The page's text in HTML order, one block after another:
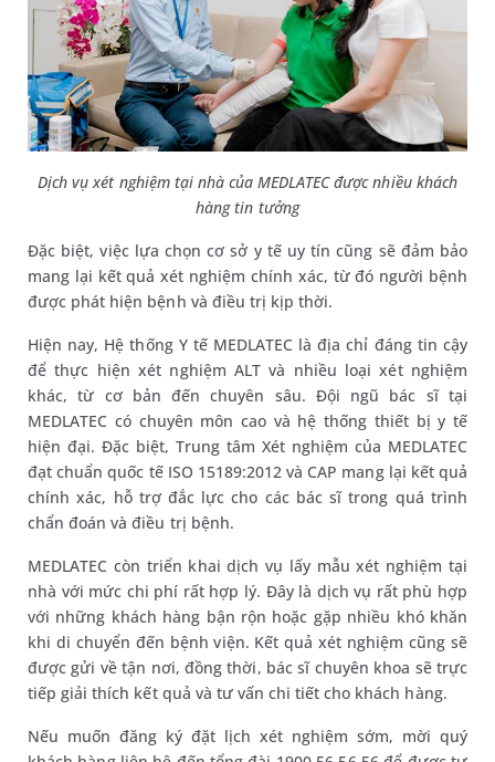
Dịch vụ xét nghiệm tại nhà của MEDLATEC được nhiều khách
hàng tin tưởng
Đặc biệt, việc lựa chọn cơ sở y tế uy tín cũng sẽ đảm bảo
mang lại kết quả xét nghiệm chính xác, từ đó người bệnh
được phát hiện bệnh và điều trị kịp thời.
Hiện nay, Hệ thống Y tế MEDLATEC là địa chỉ đáng tin cậy
để thực hiện xét nghiệm ALT và nhiều loại xét nghiệm
khác, từ cơ bản đến chuyên sâu. Đội ngũ bác sĩ tại
MEDLATEC có chuyên môn cao và hệ thống thiết bị y tế
hiện đại. Đặc biệt, Trung tâm Xét nghiệm của MEDLATEC
đạt chuẩn quốc tế ISO 15189:2012 và CAP mang lại kết quả
chính xác, hỗ trợ đắc lực cho các bác sĩ trong quá trình
chẩn đoán và điều trị bệnh.
MEDLATEC còn triển khai dịch vụ lấy mẫu xét nghiệm tại
nhà với mức chi phí rất hợp lý. Đây là dịch vụ rất phù hợp
với những khách hàng bận rộn hoặc gặp nhiều khó khăn
khi di chuyển đến bệnh viện. Kết quả xét nghiệm cũng sẽ
được gửi về tận nơi, đồng thời, bác sĩ chuyên khoa sẽ trực
tiếp giải thích kết quả và tư vấn chi tiết cho khách hàng.
Nếu muốn đăng ký đặt lịch xét nghiệm sớm, mời quý